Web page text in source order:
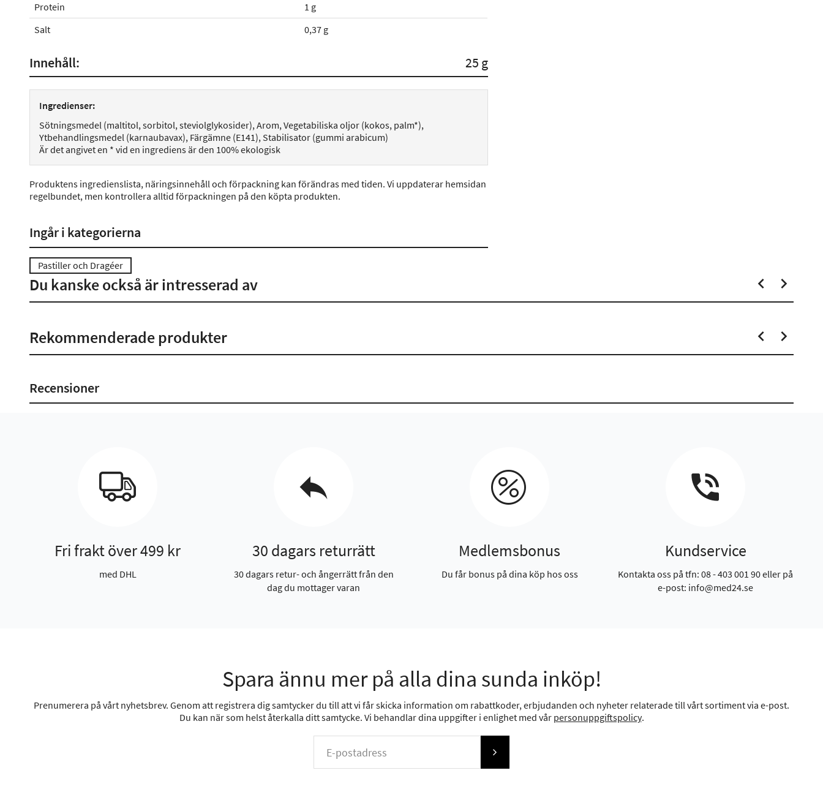
Protein
1 g
Salt
0,37 g
Innehåll: 25 g
Ingredienser:
Sötningsmedel (maltitol, sorbitol, steviolglykosider), Arom, Vegetabiliska oljor (kokos, palm*),
Ytbehandlingsmedel (karnaubavax), Färgämne (E141), Stabilisator (gummi arabicum)
Är det angivet en * vid en ingrediens är den 100% ekologisk
Produktens ingredienslista, näringsinnehåll och förpackning kan förändras med tiden. Vi uppdaterar hemsidan
regelbundet, men kontrollera alltid förpackningen på den köpta produkten.
Ingår i kategorierna
Pastiller och Dragéer
Du kanske också är intresserad av
Rekommenderade produkter
Recensioner
Fri frakt över 499 kr
med DHL
30 dagars returrätt
30 dagars retur- och ångerrätt från den
dag du mottager varan
Medlemsbonus
Du får bonus på dina köp hos oss
Kundservice
Kontakta oss på tfn: 08 - 403 001 90 eller på
e-post: info@med24.se
Spara ännu mer på alla dina sunda inköp!
Prenumerera på vårt nyhetsbrev. Genom att registrera dig samtycker du till att vi får skicka information om rabattkoder, erbjudanden och nyheter relaterade till vårt sortiment via e-post.
Du kan när som helst återkalla ditt samtycke. Vi behandlar dina uppgifter i enlighet med vår personuppgiftspolicy.